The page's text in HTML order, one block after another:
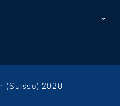
(Suisse) 2026